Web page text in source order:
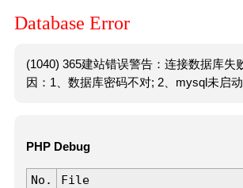
Database Error
(1040) 365建站错误警告：连接数据库失
因：1、数据库密码不对; 2、mysql未启动
PHP Debug
No. File